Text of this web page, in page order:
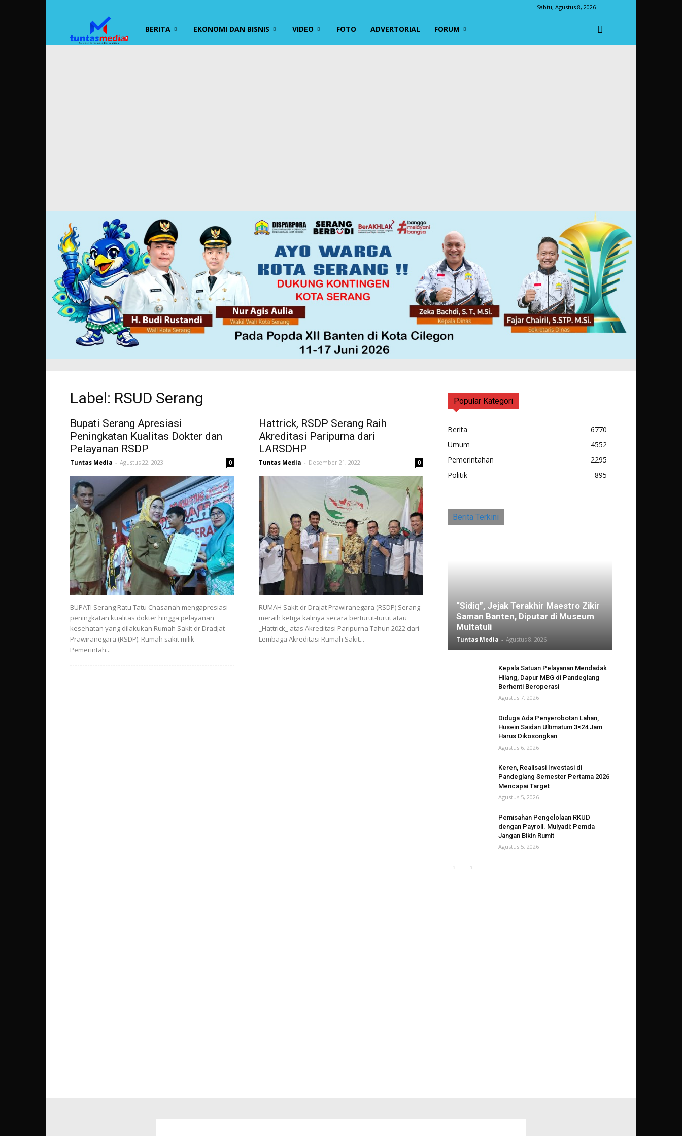
Sabtu, Agustus 8, 2026
TUNTAS
BERITA EKONOMI DAN BISNIS VIDEO FOTO ADVERTORIAL FORUM
Label: RSUD Serang
Bupati Serang Apresiasi
Peningkatan Kualitas Dokter dan
Pelayanan RSDP
Tuntas Media - Agustus 22, 2023 0
BUPATI Serang Ratu Tatu Chasanah mengapresiasi
peningkatan kualitas dokter hingga pelayanan
kesehatan yang dilakukan Rumah Sakit dr Dradjat
Prawiranegara (RSDP). Rumah sakit milik
Pemerintah...
Hattrick, RSDP Serang Raih
Akreditasi Paripurna dari
LARSDHP
Tuntas Media - Desember 21, 2022 0
RUMAH Sakit dr Drajat Prawiranegara (RSDP) Serang
meraih ketiga kalinya secara berturut-turut atau
_Hattrick_ atas Akreditasi Paripurna Tahun 2022 dari
Lembaga Akreditasi Rumah Sakit...
Popular Kategori
Berita
6770
Umum
4552
Pemerintahan
2295
Politik
895
Berita Terkini
“Sidiq”, Jejak Terakhir Maestro Zikir
Saman Banten, Diputar di Museum
Multatuli
Tuntas Media - Agustus 8, 2026
Kepala Satuan Pelayanan Mendadak
Hilang, Dapur MBG di Pandeglang
Berhenti Beroperasi
Agustus 7, 2026
Diduga Ada Penyerobotan Lahan,
Husein Saidan Ultimatum 3×24 Jam
Harus Dikosongkan
Agustus 6, 2026
Keren, Realisasi Investasi di
Pandeglang Semester Pertama 2026
Mencapai Target
Agustus 5, 2026
Pemisahan Pengelolaan RKUD
dengan Payroll. Mulyadi: Pemda
Jangan Bikin Rumit
Agustus 5, 2026